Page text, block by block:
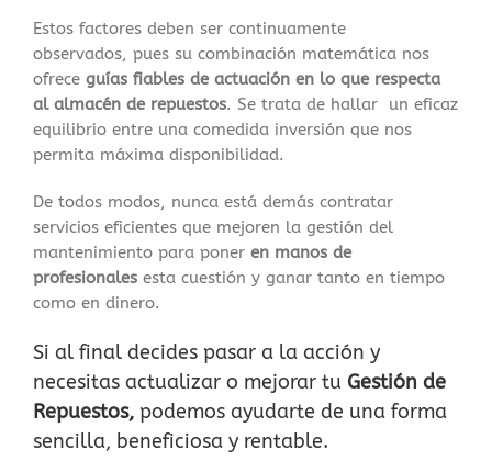
Estos factores deben ser continuamente
observados, pues su combinación matemática nos
ofrece guías fiables de actuación en lo que respecta
al almacén de repuestos. Se trata de hallar un eficaz
equilibrio entre una comedida inversión que nos
permita máxima disponibilidad.
De todos modos, nunca está demás contratar
servicios eficientes que mejoren la gestión del
mantenimiento para poner en manos de
profesionales esta cuestión y ganar tanto en tiempo
como en dinero.
Si al final decides pasar a la acción y
necesitas actualizar o mejorar tu Gestión de
Repuestos, podemos ayudarte de una forma
sencilla, beneficiosa y rentable.